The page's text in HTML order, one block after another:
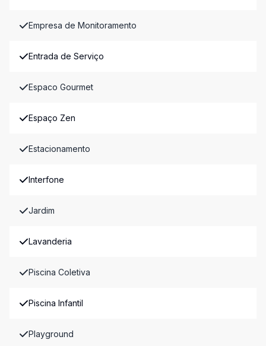
Empresa de Monitoramento
Entrada de Serviço
Espaco Gourmet
Espaço Zen
Estacionamento
Interfone
Jardim
Lavanderia
Piscina Coletiva
Piscina Infantil
Playground